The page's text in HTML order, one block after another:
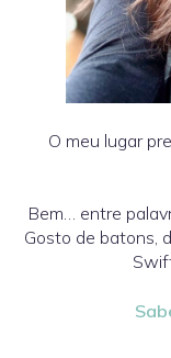
O meu lugar
Bem… entre
Gosto de batons,